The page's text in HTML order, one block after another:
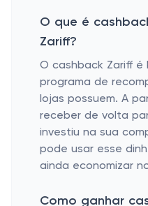
O que é
Zariff?
O cashback Zariff é
programa de
lojas possuem. A
receber de volta
investiu na sua
pode usar esse
ainda economizar
Como ganhar